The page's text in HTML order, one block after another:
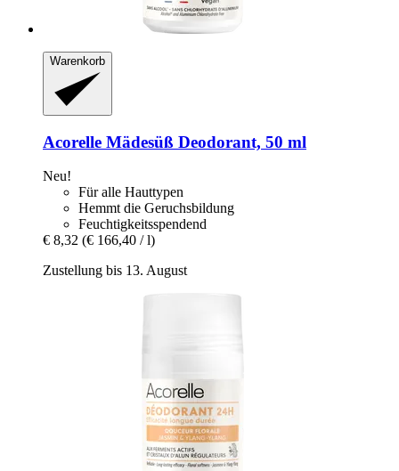
Warenkorb
Acorelle Mädesüß Deodorant, 50 ml
Neu!
Für alle Hauttypen
Hemmt die Geruchsbildung
Feuchtigkeitsspendend
€ 8,32 (€ 166,40 / l)
Zustellung bis 13. August